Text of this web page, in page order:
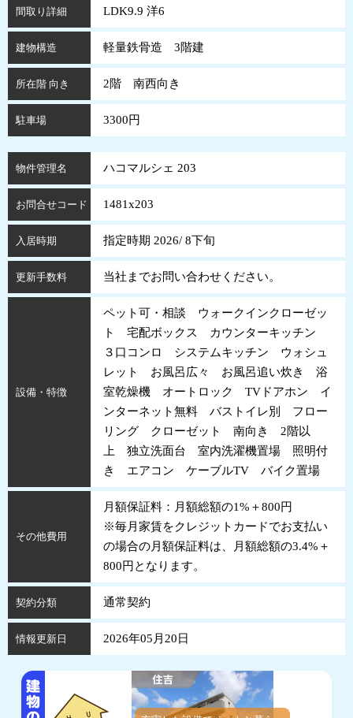
間取り詳細 LDK9.9 洋6
建物構造 軽量鉄骨造 3階建
所在階 向き 2階 南西向き
駐車場 3300円
物件管理名 ハコマルシェ 203
お問合せコード 1481x203
入居時期 指定時期 2026/ 8下旬
更新手数料 当社までお問い合わせください。
設備・特徴
ペット可・相談 ウォークインクローゼッ
ト 宅配ボックス カウンターキッチン
３口コンロ システムキッチン ウォシュ
レット お風呂広々 お風呂追い炊き 浴
室乾燥機 オートロック TVドアホン イ
ンターネット無料 バストイレ別 フロー
リング クローゼット 南向き 2階以
上 独立洗面台 室内洗濯機置場 照明付
き エアコン ケーブルTV バイク置場
その他費用
月額保証料：月額総額の1%＋800円
※毎月家賃をクレジットカードでお支払い
の場合の月額保証料は、月額総額の3.4%＋
800円となります。
契約分類 通常契約
情報更新日 2026年05月20日